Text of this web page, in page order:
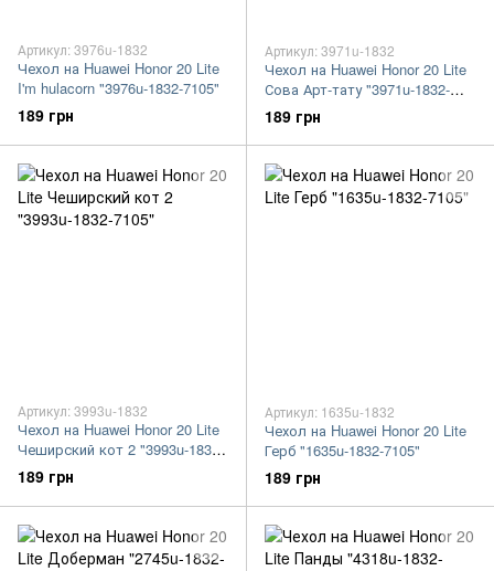
Артикул: 3976u-1832
Чехол на Huawei Honor 20 Lite
I'm hulacorn "3976u-1832-7105"
189 грн
Артикул: 3971u-1832
Чехол на Huawei Honor 20 Lite
Сова Арт-тату "3971u-1832-
7105"
189 грн
Артикул: 3993u-1832
Чехол на Huawei Honor 20 Lite
Чеширский кот 2 "3993u-1832-
7105"
189 грн
Артикул: 1635u-1832
Чехол на Huawei Honor 20 Lite
Герб "1635u-1832-7105"
189 грн